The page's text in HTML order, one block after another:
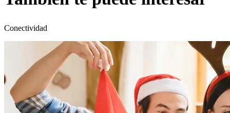
Conectividad